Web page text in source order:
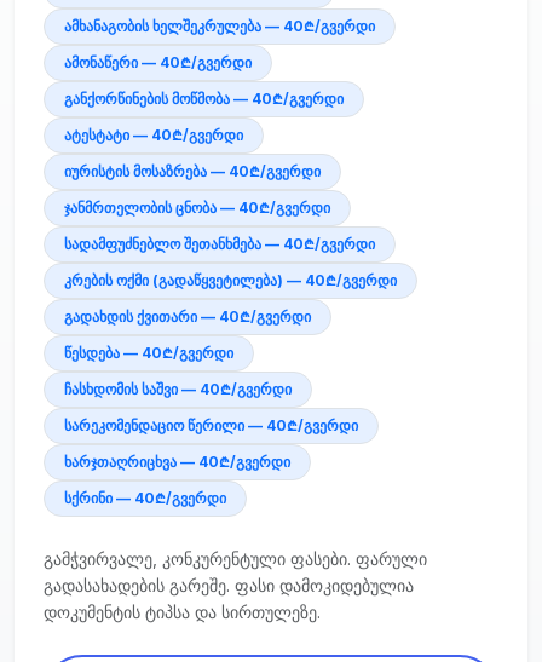
ამხანაგობის ხელშეკრულება — 40₾/გვერდი
ამონაწერი — 40₾/გვერდი
განქორწინების მოწმობა — 40₾/გვერდი
ატესტატი — 40₾/გვერდი
იურისტის მოსაზრება — 40₾/გვერდი
ჯანმრთელობის ცნობა — 40₾/გვერდი
სადამფუძნებლო შეთანხმება — 40₾/გვერდი
კრების ოქმი (გადაწყვეტილება) — 40₾/გვერდი
გადახდის ქვითარი — 40₾/გვერდი
წესდება — 40₾/გვერდი
ჩასხდომის საშვი — 40₾/გვერდი
სარეკომენდაციო წერილი — 40₾/გვერდი
ხარჯთაღრიცხვა — 40₾/გვერდი
სქრინი — 40₾/გვერდი
გამჭვირვალე, კონკურენტული ფასები. ფარული
გადასახადების გარეშე. ფასი დამოკიდებულია
დოკუმენტის ტიპსა და სირთულეზე.